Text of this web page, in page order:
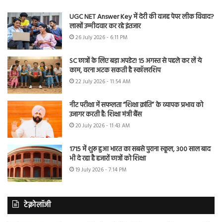
UGC NET Answer Key में देरी की वजह पेपर लीक विवाद?
लाखों उम्मीदवार कर रहे इंतजार
26 July 2026 - 6:11 PM
SC छात्रों के लिए बड़ा अपडेट! 15 अगस्त से पहले कर लें ये
काम, वरना अटक सकती है स्कॉलरशिप
22 July 2026 - 11:54 AM
नीट परीक्षा में सफलता “शिक्षा क्रांति” के व्यापक प्रभाव को
उजागर करती है: शिक्षा मंत्री बैंस
20 July 2026 - 11:43 AM
1715 में शुरू हुआ भारत का सबसे पुराना स्कूल, 300 साल बाद
भी दे रहा है हजारों छात्रों को शिक्षा
19 July 2026 - 7:14 PM
टेक्नोलॉजी